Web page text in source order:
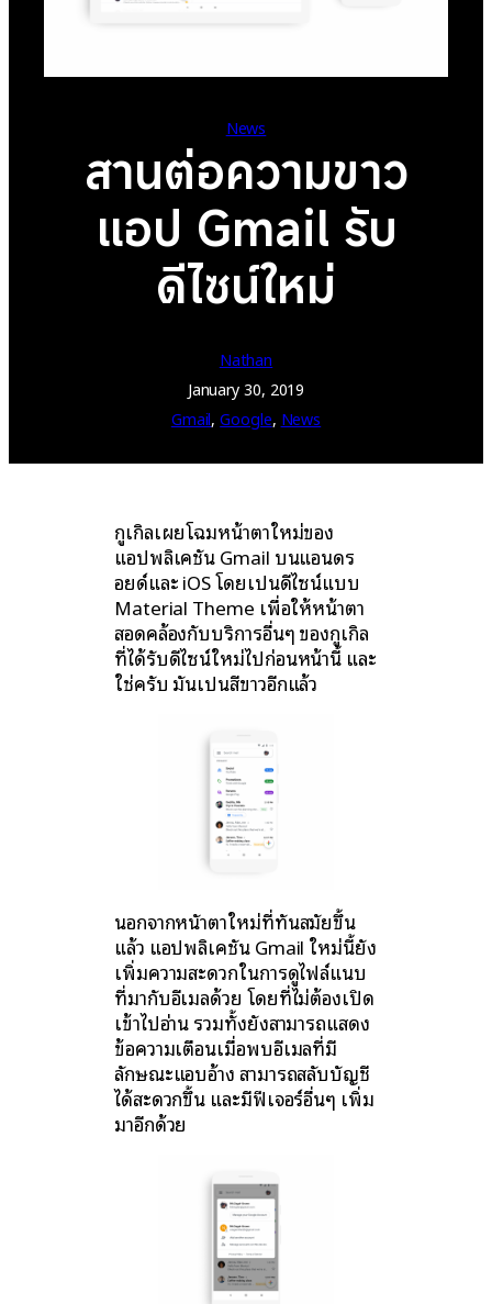
News
สานต่อความขาว
แอป Gmail รับ
ดีไซน์ใหม่
Nathan
January 30, 2019
Gmail, Google, News
กูเกิลเผยโฉมหน้าตาใหม่ของ
แอปพลิเคชัน Gmail บนแอนดร
อยด์และ iOS โดยเป็นดีไซน์แบบ
Material Theme เพื่อให้หน้าตา
สอดคล้องกับบริการอื่นๆ ของกูเกิล
ที่ได้รับดีไซน์ใหม่ไปก่อนหน้านี้ และ
ใช่ครับ มันเป็นสีขาวอีกแล้ว
นอกจากหนัาตาใหม่ที่ทันสมัยขึ้น
แล้ว แอปพลิเคชัน Gmail ใหม่นี้ยัง
เพิ่มความสะดวกในการดูไฟล์แนบ
ที่มากับอีเมลด้วย โดยที่ไม่ต้องเปิด
เข้าไปอ่าน รวมทั้งยังสามารถแสดง
ข้อความเตือนเมื่อพบอีเมลที่มี
ลักษณะแอบอ้าง สามารถสลับบัญชี
ได้สะดวกขึ้น และมีฟีเจอร์อื่นๆ เพิ่ม
มาอีกด้วย